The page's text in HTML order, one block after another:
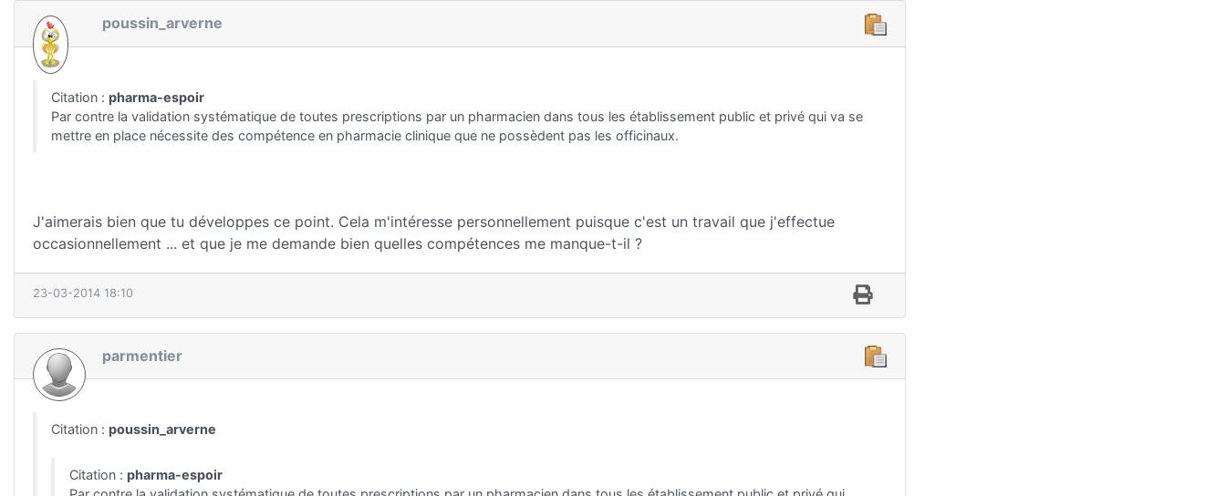
poussin_arverne
Citation : pharma-espoir
Par contre la validation systématique de toutes prescriptions par un pharmacien dans tous les établissement public et privé qui va se
mettre en place nécessite des compétence en pharmacie clinique que ne possèdent pas les officinaux.
J'aimerais bien que tu développes ce point. Cela m'intéresse personnellement puisque c'est un travail que j'effectue
occasionnellement ... et que je me demande bien quelles compétences me manque-t-il ?
23-03-2014 18:10
parmentier
Citation : poussin_arverne
Citation : pharma-espoir